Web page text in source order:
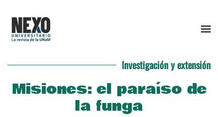
Skip to main content
Investigación y extensión
Misiones: el paraíso de
la funga